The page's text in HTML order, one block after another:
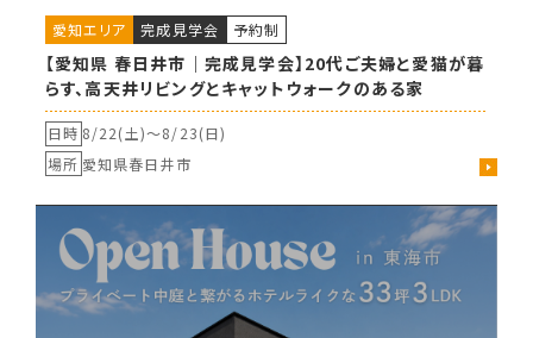
愛知エリア 完成見学会 予約制
【愛知県 春日井市｜完成見学会】20代ご夫婦と愛猫が暮
らす、高天井リビングとキャットウォークのある家
日時 8/22(土)〜8/23(日)
場所 愛知県春日井市